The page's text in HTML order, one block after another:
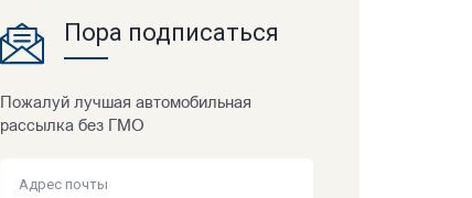
Пора подписаться
Пожалуй лучшая автомобильная
рассылка без ГМО